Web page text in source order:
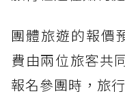
團體旅遊的報價
費由兩位旅客共
報名參團時，旅